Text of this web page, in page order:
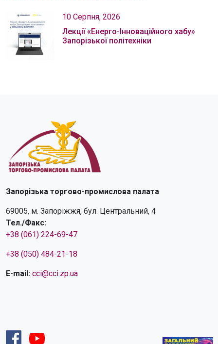
10 Серпня, 2026
Лекції «Енерго-Інноваційного хабу»
Запорізької політехніки
Запорізька торгово-промислова палата
69005, м. Запоріжжя, бул. Центральний, 4
Тел./Факс:
+38 (061) 224-69-47
+38 (050) 484-21-18
E-mail: cci@cci.zp.ua